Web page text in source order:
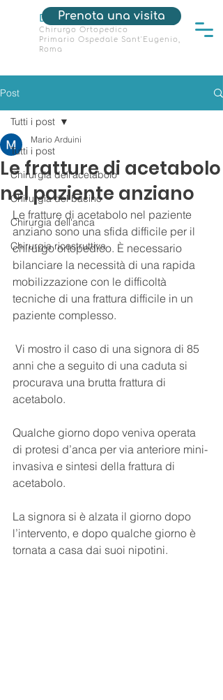
Dott. Mario Arduini
Chirurgo Ortopedico
Primario Ospedale Sant'Eugenio,
Roma
Prenota una visita
Post
Tutti i post
Chirurgia dell'acetabolo
Chirurgia del bacino
Chirurgia dell'anca
Chirurgia ricostruttiva
Tutti i post
Le fratture di acetabolo
nel paziente anziano
Mario Arduini
Le fratture di acetabolo nel paziente
anziano sono una sfida difficile per il
chirurgo ortopedico. È necessario
bilanciare la necessità di una rapida
mobilizzazione con le difficoltà
tecniche di una frattura difficile in un
paziente complesso.
anni che a seguito di una caduta si
procurava una brutta frattura di
acetabolo.
Qualche giorno dopo veniva operata
di protesi d’anca per via anteriore mini-
invasiva e sintesi della frattura di
acetabolo.
La signora si è alzata il giorno dopo
l’intervento, e dopo qualche giorno è
tornata a casa dai suoi nipotini.